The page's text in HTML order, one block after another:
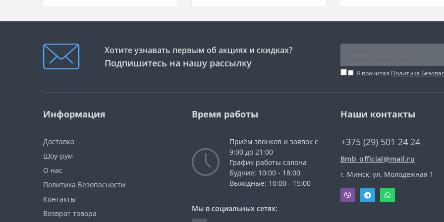
Хотите узнавать первым об акциях и скидках?
Подпишитесь на нашу рассылку
Я прочитал Политика
Информация
Доставка
Шоу-рум
О нас
Политика Безопасности
Контакты
Возврат товара
Время работы
Приём звонков и заявок с
9:00 до 21:00
График работы салона
Будние: 10:00 - 18:00
Выходные: 10:00 - 15:00
Мы в социальных сетях:
Наши контакты
+375 (29) 501 24 24
Bmb_official@mail.ru
г. Минск, ул. Молодежная 1